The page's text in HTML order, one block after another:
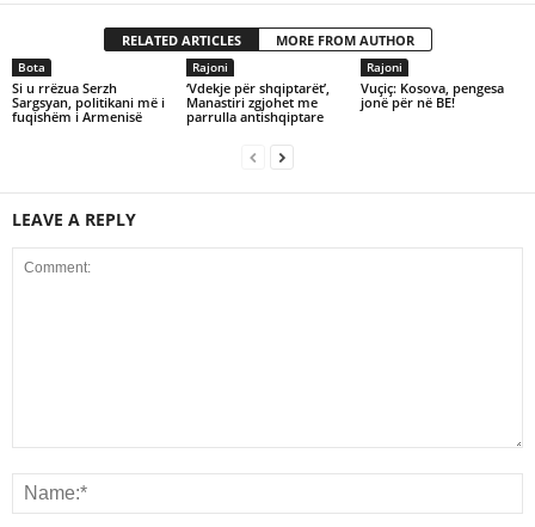
RELATED ARTICLES MORE FROM AUTHOR
Bota
Si u rrëzua Serzh
Sargsyan, politikani më i
fuqishëm i Armenisë
Rajoni
‘Vdekje për shqiptarët’,
Manastiri zgjohet me
parrulla antishqiptare
Rajoni
Vuçiç: Kosova, pengesa
jonë për në BE!
LEAVE A REPLY